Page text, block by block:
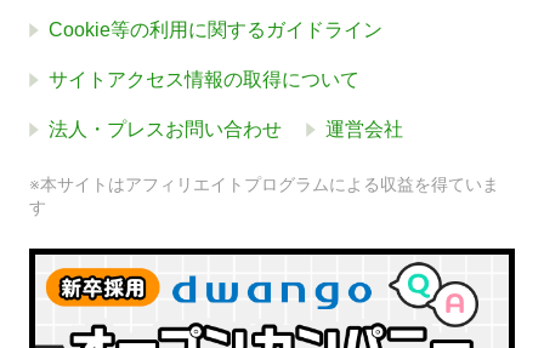
Cookie等の利用に関するガイドライン
サイトアクセス情報の取得について
法人・プレスお問い合わせ 運営会社
※本サイトはアフィリエイトプログラムによる収益を得ていま
す